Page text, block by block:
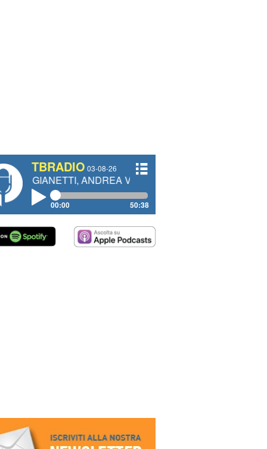
TBRADIO 03-08-26
ANDREA VENDRAME, FILIPPO FIORELLI
00:00 50:38